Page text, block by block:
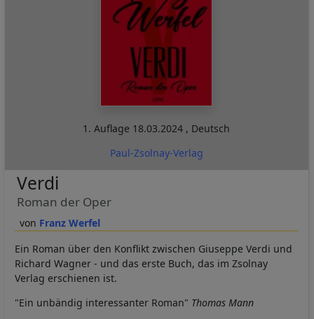
1. Auflage 18.03.2024 , Deutsch
Paul-Zsolnay-Verlag
Franz Werfel
Verdi
Roman der Oper
Ein Roman über den Konflikt zwischen Giuseppe Verdi und
Richard Wagner - und das erste Buch, das im Zsolnay
Verlag erschienen ist.
"Ein unbändig interessanter Roman" Thomas Mann